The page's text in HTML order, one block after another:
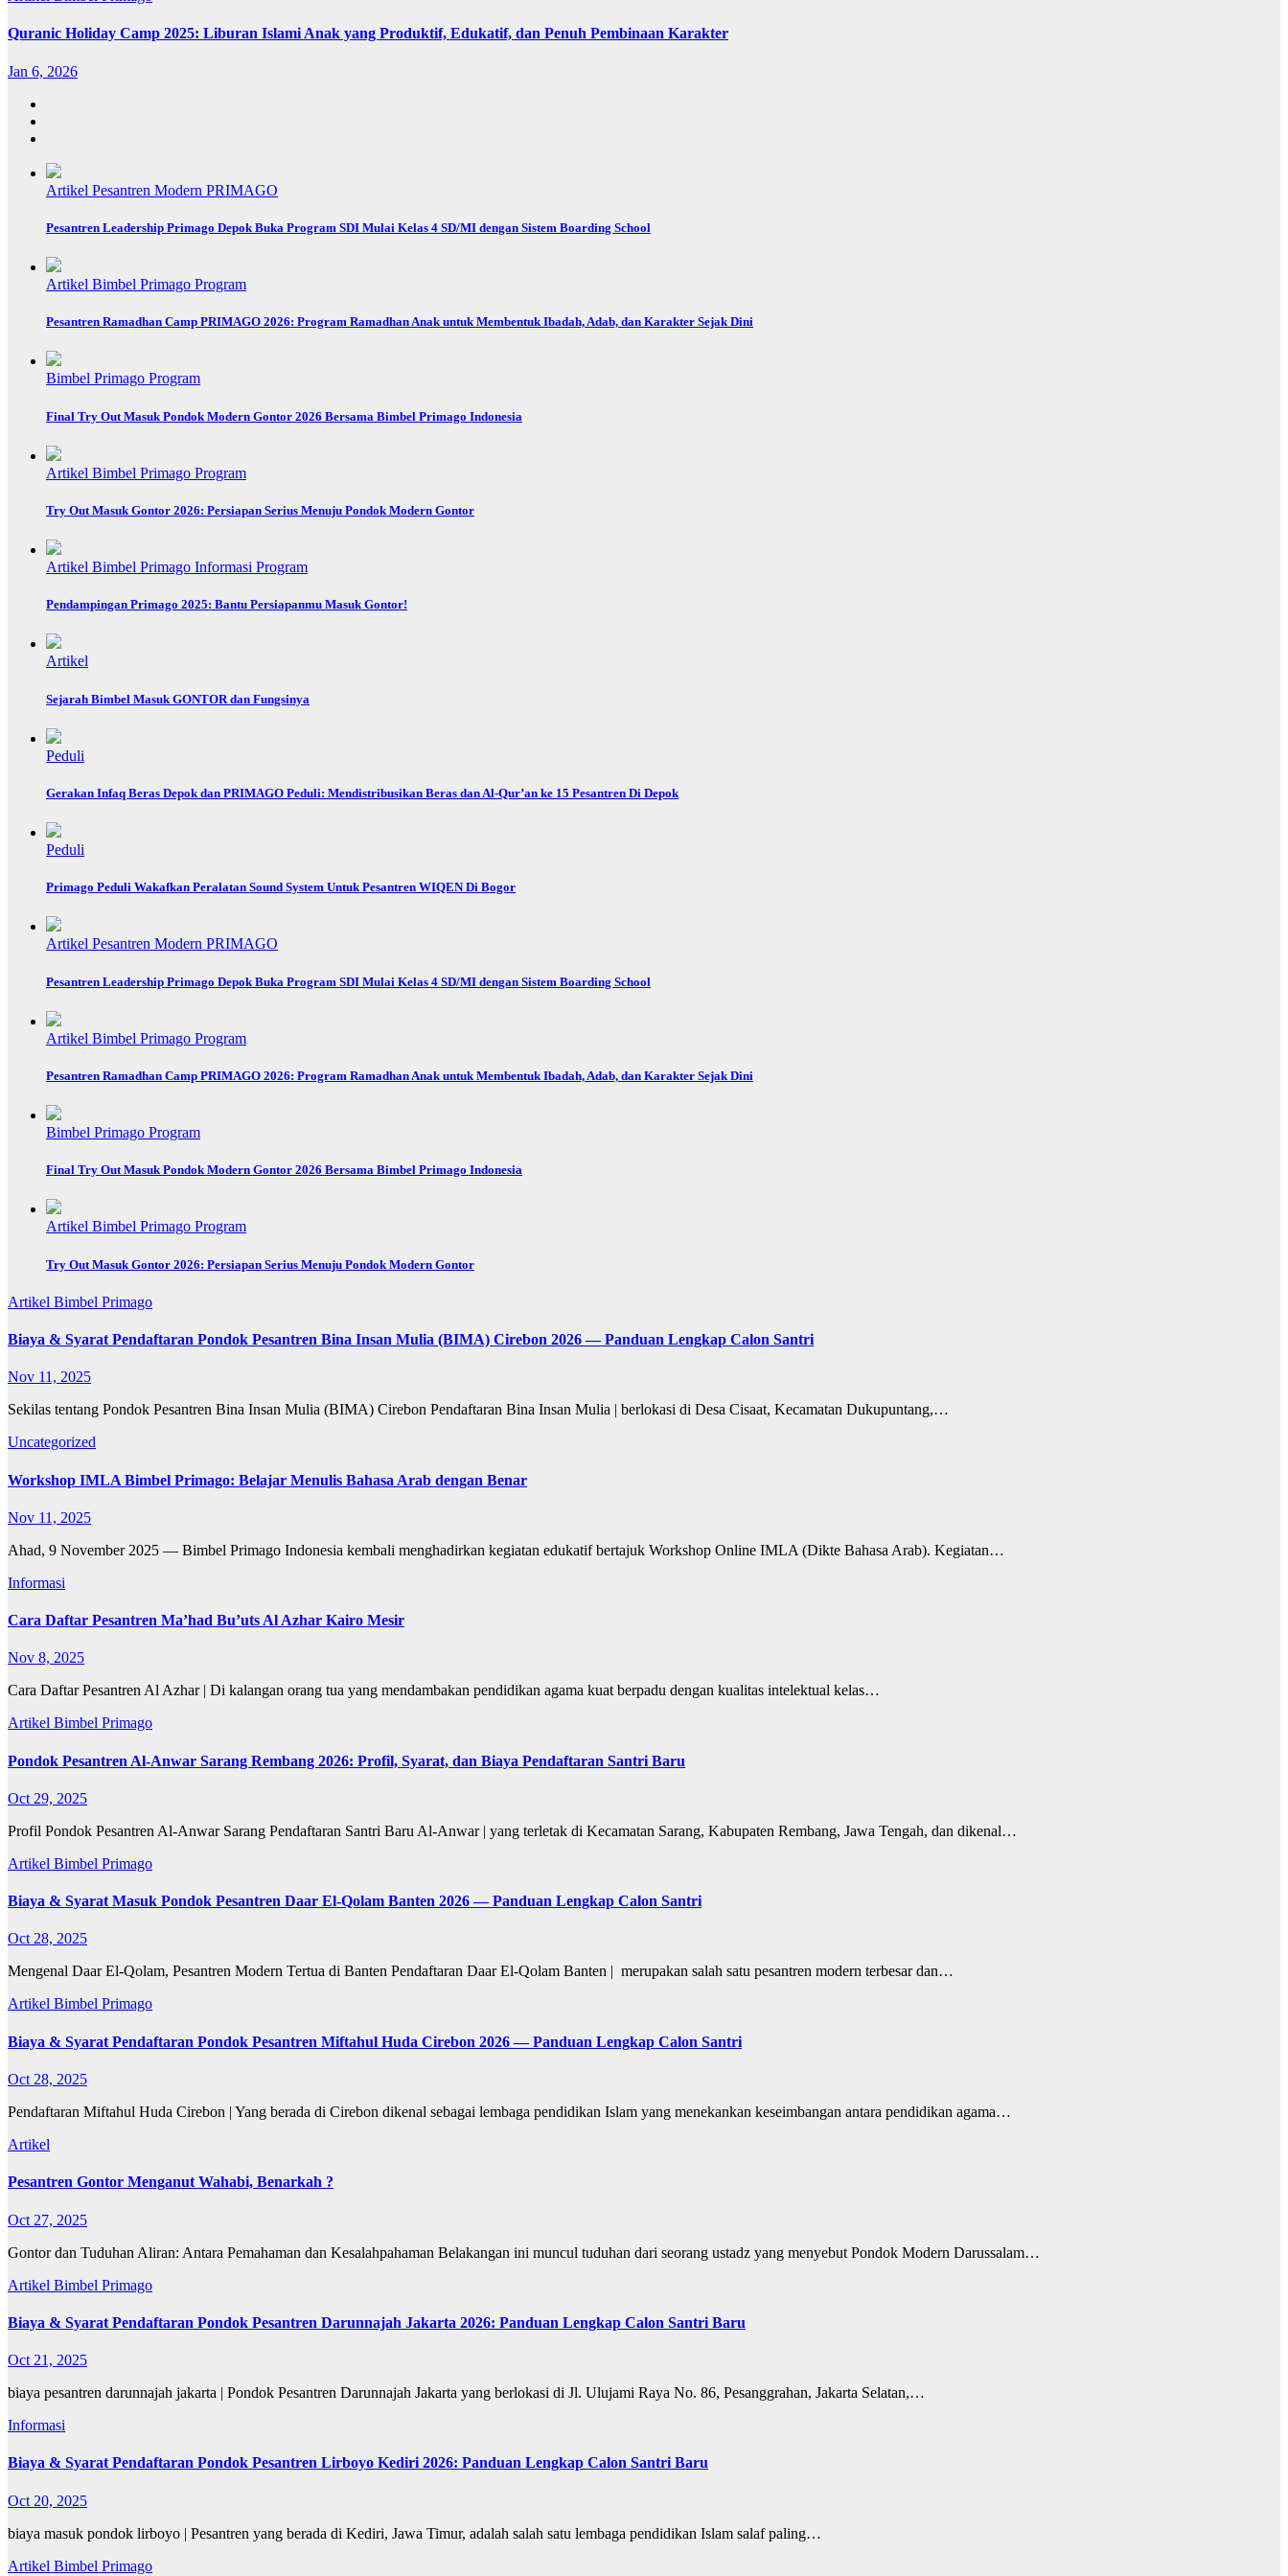
Quranic Holiday Camp 2025: Liburan Islami Anak yang Produktif, Edukatif, dan Penuh Pembinaan Karakter
Jan 6, 2026
Artikel Pesantren Modern PRIMAGO
Pesantren Leadership Primago Depok Buka Program SDI Mulai Kelas 4 SD/MI dengan Sistem Boarding School
Artikel Bimbel Primago Program
Pesantren Ramadhan Camp PRIMAGO 2026: Program Ramadhan Anak untuk Membentuk Ibadah, Adab, dan Karakter Sejak Dini
Bimbel Primago Program
Final Try Out Masuk Pondok Modern Gontor 2026 Bersama Bimbel Primago Indonesia
Artikel Bimbel Primago Program
Try Out Masuk Gontor 2026: Persiapan Serius Menuju Pondok Modern Gontor
Artikel Bimbel Primago Informasi Program
Pendampingan Primago 2025: Bantu Persiapanmu Masuk Gontor!
Artikel
Sejarah Bimbel Masuk GONTOR dan Fungsinya
Peduli
Gerakan Infaq Beras Depok dan PRIMAGO Peduli: Mendistribusikan Beras dan Al-Qur’an ke 15 Pesantren Di Depok
Peduli
Primago Peduli Wakafkan Peralatan Sound System Untuk Pesantren WIQEN Di Bogor
Artikel Pesantren Modern PRIMAGO
Pesantren Leadership Primago Depok Buka Program SDI Mulai Kelas 4 SD/MI dengan Sistem Boarding School
Artikel Bimbel Primago Program
Pesantren Ramadhan Camp PRIMAGO 2026: Program Ramadhan Anak untuk Membentuk Ibadah, Adab, dan Karakter Sejak Dini
Bimbel Primago Program
Final Try Out Masuk Pondok Modern Gontor 2026 Bersama Bimbel Primago Indonesia
Artikel Bimbel Primago Program
Try Out Masuk Gontor 2026: Persiapan Serius Menuju Pondok Modern Gontor
Artikel Bimbel Primago
Biaya & Syarat Pendaftaran Pondok Pesantren Bina Insan Mulia (BIMA) Cirebon 2026 — Panduan Lengkap Calon Santri
Nov 11, 2025
Sekilas tentang Pondok Pesantren Bina Insan Mulia (BIMA) Cirebon Pendaftaran Bina Insan Mulia | berlokasi di Desa Cisaat, Kecamatan Dukupuntang,…
Uncategorized
Workshop IMLA Bimbel Primago: Belajar Menulis Bahasa Arab dengan Benar
Nov 11, 2025
Ahad, 9 November 2025 — Bimbel Primago Indonesia kembali menghadirkan kegiatan edukatif bertajuk Workshop Online IMLA (Dikte Bahasa Arab). Kegiatan…
Informasi
Cara Daftar Pesantren Ma’had Bu’uts Al Azhar Kairo Mesir
Nov 8, 2025
Cara Daftar Pesantren Al Azhar | Di kalangan orang tua yang mendambakan pendidikan agama kuat berpadu dengan kualitas intelektual kelas…
Artikel Bimbel Primago
Pondok Pesantren Al-Anwar Sarang Rembang 2026: Profil, Syarat, dan Biaya Pendaftaran Santri Baru
Oct 29, 2025
Profil Pondok Pesantren Al-Anwar Sarang Pendaftaran Santri Baru Al-Anwar | yang terletak di Kecamatan Sarang, Kabupaten Rembang, Jawa Tengah, dan dikenal…
Artikel Bimbel Primago
Biaya & Syarat Masuk Pondok Pesantren Daar El-Qolam Banten 2026 — Panduan Lengkap Calon Santri
Oct 28, 2025
Mengenal Daar El-Qolam, Pesantren Modern Tertua di Banten Pendaftaran Daar El-Qolam Banten | merupakan salah satu pesantren modern terbesar dan…
Artikel Bimbel Primago
Biaya & Syarat Pendaftaran Pondok Pesantren Miftahul Huda Cirebon 2026 — Panduan Lengkap Calon Santri
Oct 28, 2025
Pendaftaran Miftahul Huda Cirebon | Yang berada di Cirebon dikenal sebagai lembaga pendidikan Islam yang menekankan keseimbangan antara pendidikan agama…
Artikel
Pesantren Gontor Menganut Wahabi, Benarkah ?
Oct 27, 2025
Gontor dan Tuduhan Aliran: Antara Pemahaman dan Kesalahpahaman Belakangan ini muncul tuduhan dari seorang ustadz yang menyebut Pondok Modern Darussalam…
Artikel Bimbel Primago
Biaya & Syarat Pendaftaran Pondok Pesantren Darunnajah Jakarta 2026: Panduan Lengkap Calon Santri Baru
Oct 21, 2025
biaya pesantren darunnajah jakarta | Pondok Pesantren Darunnajah Jakarta yang berlokasi di Jl. Ulujami Raya No. 86, Pesanggrahan, Jakarta Selatan,…
Informasi
Biaya & Syarat Pendaftaran Pondok Pesantren Lirboyo Kediri 2026: Panduan Lengkap Calon Santri Baru
Oct 20, 2025
biaya masuk pondok lirboyo | Pesantren yang berada di Kediri, Jawa Timur, adalah salah satu lembaga pendidikan Islam salaf paling…
Artikel Bimbel Primago